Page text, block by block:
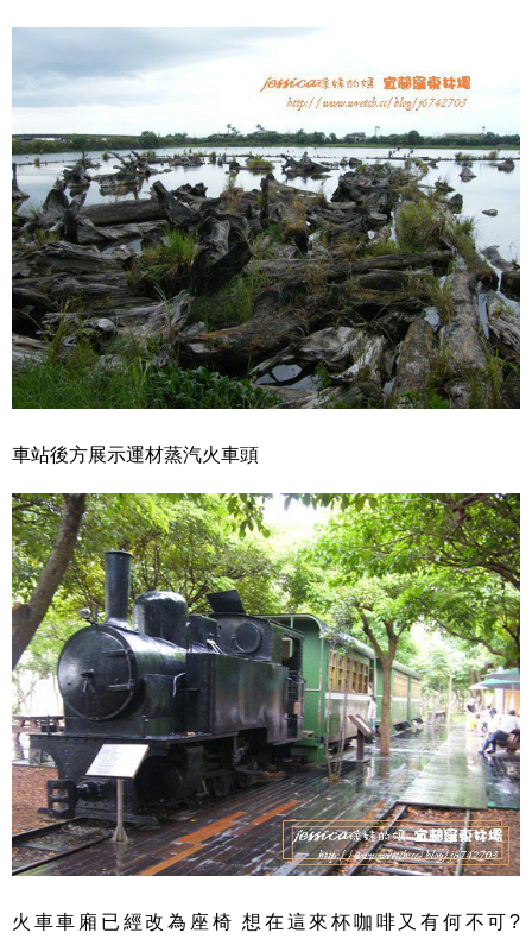
車站後方展示運材蒸汽火車頭
火車車廂已經改為座椅 想在這來杯咖啡又有何不可?